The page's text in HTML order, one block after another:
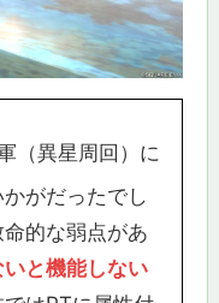
（異星周回）に
がだったでし
的な弱点があ
と機能しない